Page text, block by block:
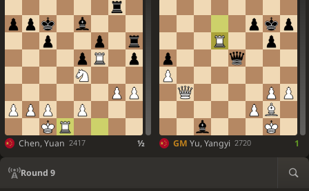
Chen, Yuan 2417 ½ GM Yu, Yangyi 2720 1
Round 9